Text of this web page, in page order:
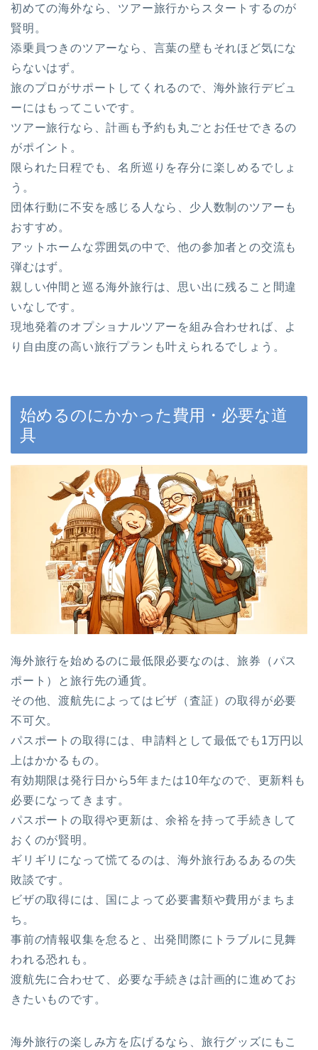
初めての海外なら、ツアー旅行からスタートするのが
賢明。
添乗員つきのツアーなら、言葉の壁もそれほど気にな
らないはず。
旅のプロがサポートしてくれるので、海外旅行デビュ
ーにはもってこいです。
ツアー旅行なら、計画も予約も丸ごとお任せできるの
がポイント。
限られた日程でも、名所巡りを存分に楽しめるでしょ
う。
団体行動に不安を感じる人なら、少人数制のツアーも
おすすめ。
アットホームな雰囲気の中で、他の参加者との交流も
弾むはず。
親しい仲間と巡る海外旅行は、思い出に残ること間違
いなしです。
現地発着のオプショナルツアーを組み合わせれば、よ
り自由度の高い旅行プランも叶えられるでしょう。
始めるのにかかった費用・必要な道
具
海外旅行を始めるのに最低限必要なのは、旅券（パス
ポート）と旅行先の通貨。
その他、渡航先によってはビザ（査証）の取得が必要
不可欠。
パスポートの取得には、申請料として最低でも1万円以
上はかかるもの。
有効期限は発行日から5年または10年なので、更新料も
必要になってきます。
パスポートの取得や更新は、余裕を持って手続きして
おくのが賢明。
ギリギリになって慌てるのは、海外旅行あるあるの失
敗談です。
ビザの取得には、国によって必要書類や費用がまちま
ち。
事前の情報収集を怠ると、出発間際にトラブルに見舞
われる恐れも。
渡航先に合わせて、必要な手続きは計画的に進めてお
きたいものです。
海外旅行の楽しみ方を広げるなら、旅行グッズにもこ